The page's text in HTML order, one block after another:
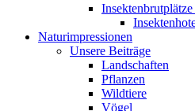
Naturimpressionen
Unsere Beiträge
Landschaften
Pflanzen
Wildtiere
Vögel